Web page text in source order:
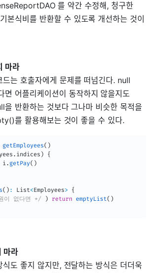
를 약간 수정해, 청구한
본식비를 반환할 수 있도록 개선하는 것이
마라
는 호출자에게 문제를 떠넘긴다. null
면 어플리케이션이 동작하지 않을지도
을 반환하는 것보다 그나마 비슷한 목적을
를 활용해보는 것이 좋을 수 있다.
getEmployees( )
. indices )
{
i. getPay( )
( ) : List<Employees> {
이 없다면 */ ) return emptyList( )
마라
도 좋지 않지만, 전달하는 방식은 더더욱